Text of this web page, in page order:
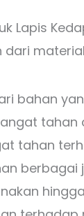
Lapis
dari
bahan
tahan
berbagai